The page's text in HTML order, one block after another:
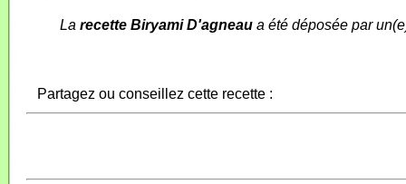
La recette Biryami D'agneau a été déposée par
Partagez ou conseillez cette recette :